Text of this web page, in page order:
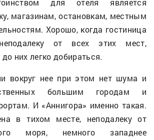
для отеля является
магазинам, остановкам, местным
Хорошо, когда гостиница
от всех этих мест,
них легко добираться.
вокруг нее при этом нет шума и
большим городам и
И «Аннигора» именно такая.
в тихом месте, неподалеку от
моря, немного западнее